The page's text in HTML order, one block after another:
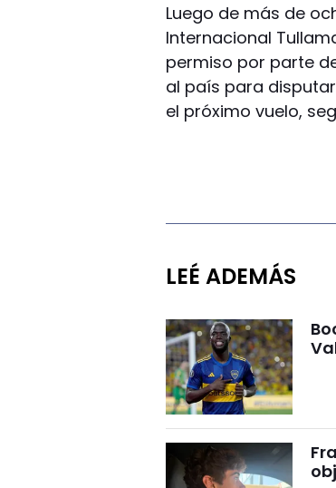
Luego de más de
Internacional
permiso por parte
al país para
el próximo vuelo,
LEÉ ADEMÁS